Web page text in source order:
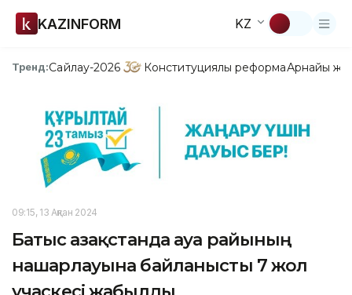
KAZINFORM KZ
Тренд:Сайлау-2026 Конституциялық реформаАрнайы
09:15, 13 Ақпан 2024
Батыс Қазақстанда ауа райының
нашарлауына байланысты 7 жол